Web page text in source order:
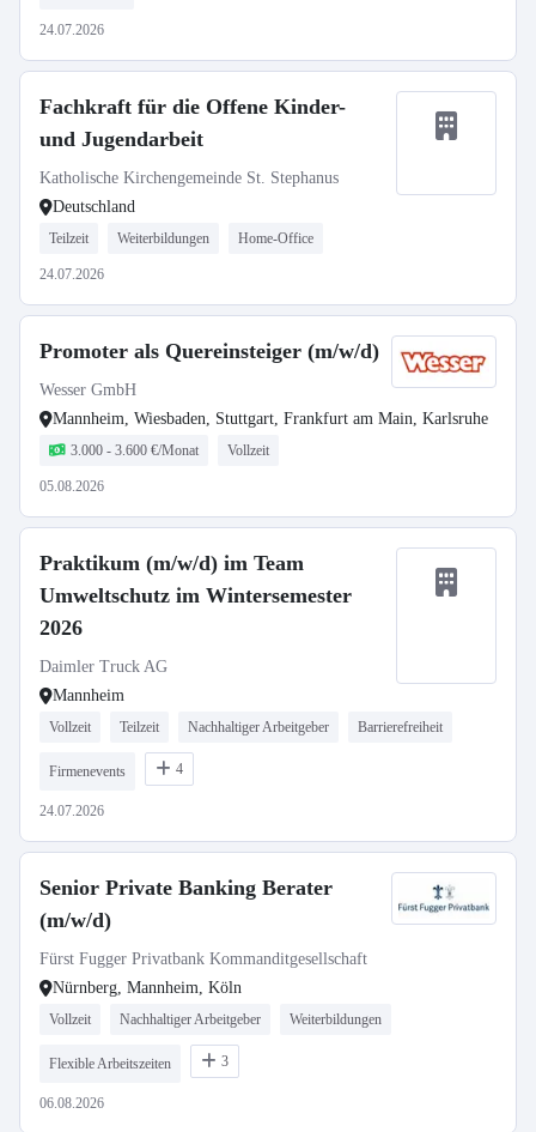
24.07.2026
Fachkraft für die Offene Kinder-
und Jugendarbeit
Katholische Kirchengemeinde St. Stephanus
Deutschland
Teilzeit Weiterbildungen Home-Office
24.07.2026
Promoter als Quereinsteiger (m/w/d)
Wesser GmbH
Mannheim, Wiesbaden, Stuttgart, Frankfurt am Main, Karlsruhe
3.000 - 3.600 €/Monat Vollzeit
05.08.2026
Praktikum (m/w/d) im Team
Umweltschutz im Wintersemester
2026
Daimler Truck AG
Mannheim
Vollzeit Teilzeit Nachhaltiger Arbeitgeber Barrierefreiheit
Firmenevents 4
24.07.2026
Senior Private Banking Berater
(m/w/d)
Fürst Fugger Privatbank Kommanditgesellschaft
Nürnberg, Mannheim, Köln
Vollzeit Nachhaltiger Arbeitgeber Weiterbildungen
Flexible Arbeitszeiten 3
06.08.2026